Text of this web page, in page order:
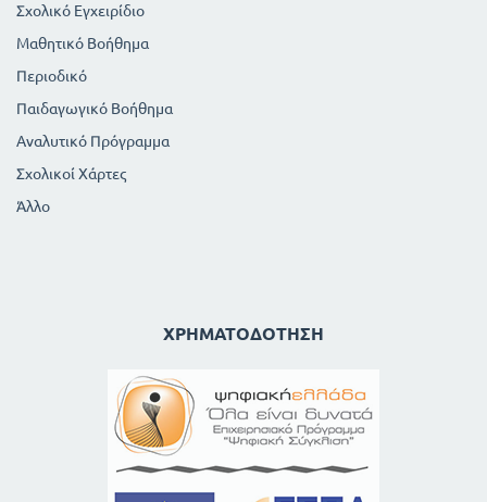
Σχολικό Εγχειρίδιο
Μαθητικό Βοήθημα
Περιοδικό
Παιδαγωγικό Βοήθημα
Αναλυτικό Πρόγραμμα
Σχολικοί Χάρτες
Άλλο
ΧΡΗΜΑΤΟΔΌΤΗΣΗ